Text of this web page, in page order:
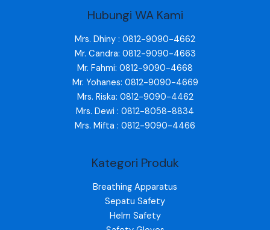
Hubungi WA Kami
Mrs. Dhiny : 0812-9090-4662
Mr. Candra: 0812-9090-4663
Mr. Fahmi: 0812-9090-4668
Mr. Yohanes: 0812-9090-4669
Mrs. Riska: 0812-9090-4462
Mrs. Dewi : 0812-8058-8834
Mrs. Mifta : 0812-9090-4466
Kategori Produk
Breathing Apparatus
Sepatu Safety
Helm Safety